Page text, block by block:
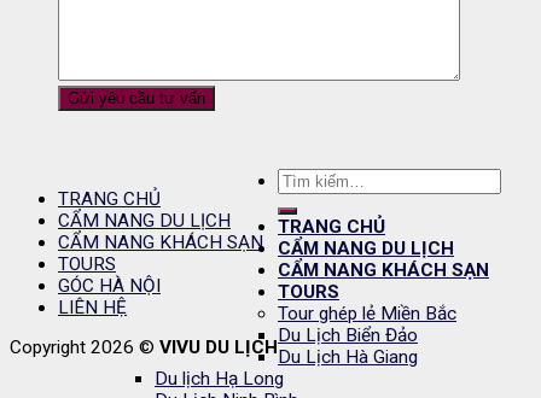
TRANG CHỦ
CẨM NANG DU LỊCH
CẨM NANG KHÁCH SẠN
TOURS
GÓC HÀ NỘI
LIÊN HỆ
Copyright 2026 © VIVU DU LỊCH
Tìm
kiếm:
TRANG CHỦ
CẨM NANG DU LỊCH
CẨM NANG KHÁCH SẠN
TOURS
Tour ghép lẻ Miền Bắc
Du Lịch Biển Đảo
Du Lịch Hà Giang
Du lịch Hạ Long